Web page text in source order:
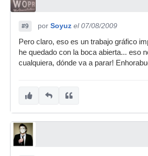
#9 por Soyuz el 07/08/2009
Pero claro, eso es un trabajo gráfico
he quedado con la boca abierta... eso
cualquiera, dónde va a parar!